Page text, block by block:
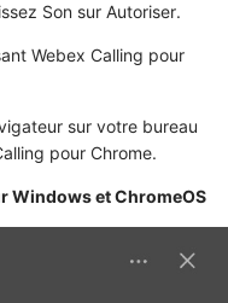
Son sur Autoriser.
Webex Calling pour
sur votre bureau
pour Chrome.
Windows et ChromeOS